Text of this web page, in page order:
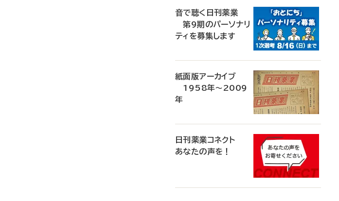
音で聴く日刊薬業
第9期のパーソナリ
ティを募集します
紙面版アーカイブ
1958年～2009
年
日刊薬業コネクト
あなたの声を！